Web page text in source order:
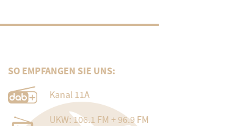
SO EMPFANGEN SIE UNS:
Kanal 11A
UKW: 106.1 FM + 96.9 FM